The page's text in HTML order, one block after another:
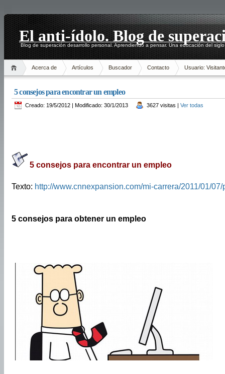
El anti-ídolo. Blog de
Blog de superación desarrollo personal. Aprendiendo a pensar. Una educación del
Acerca de Artículos Buscador Contacto Usuario:
5 consejos para encontrar un empleo
Creado: 19/5/2012 | Modificado: 30/1/2013 3627 visitas | Ver todas
5 consejos para encontrar un empleo
Texto: http://www.cnnexpansion.com/mi-carrera/2011/01/
5 consejos para obtener un empleo